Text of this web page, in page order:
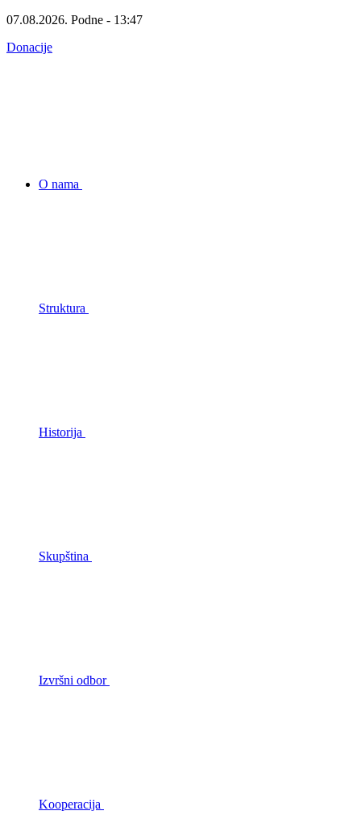
07.08.2026. Podne - 13:47
Donacije
O nama
Struktura
Historija
Skupština
Izvršni odbor
Kooperacija